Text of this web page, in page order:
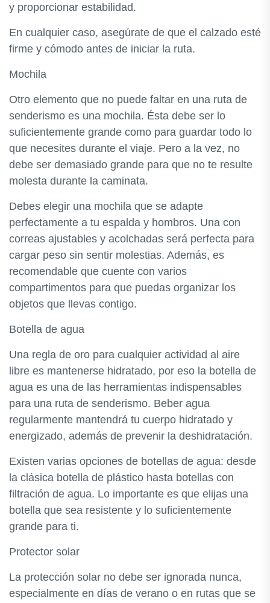
y proporcionar estabilidad.
En cualquier caso, asegúrate de que el calzado esté
firme y cómodo antes de iniciar la ruta.
Mochila
Otro elemento que no puede faltar en una ruta de
senderismo es una mochila. Ésta debe ser lo
suficientemente grande como para guardar todo lo
que necesites durante el viaje. Pero a la vez, no
debe ser demasiado grande para que no te resulte
molesta durante la caminata.
Debes elegir una mochila que se adapte
perfectamente a tu espalda y hombros. Una con
correas ajustables y acolchadas será perfecta para
cargar peso sin sentir molestias. Además, es
recomendable que cuente con varios
compartimentos para que puedas organizar los
objetos que llevas contigo.
Botella de agua
Una regla de oro para cualquier actividad al aire
libre es mantenerse hidratado, por eso la botella de
agua es una de las herramientas indispensables
para una ruta de senderismo. Beber agua
regularmente mantendrá tu cuerpo hidratado y
energizado, además de prevenir la deshidratación.
Existen varias opciones de botellas de agua: desde
la clásica botella de plástico hasta botellas con
filtración de agua. Lo importante es que elijas una
botella que sea resistente y lo suficientemente
grande para ti.
Protector solar
La protección solar no debe ser ignorada nunca,
especialmente en días de verano o en rutas que se